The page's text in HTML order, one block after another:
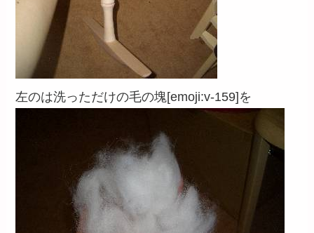
左のは洗っただけの毛の塊[emoji:v-159]を